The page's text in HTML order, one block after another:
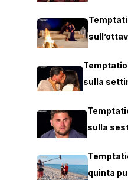
sulla
sulla
quinta